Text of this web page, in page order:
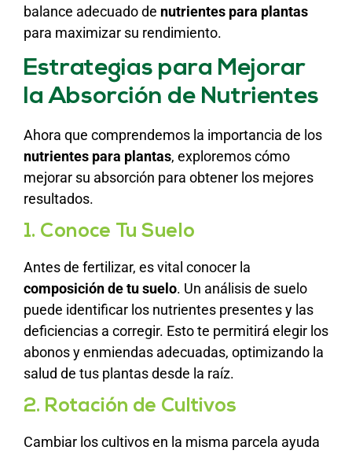
balance adecuado de nutrientes para plantas
para maximizar su rendimiento.
Estrategias para Mejorar
la Absorción de Nutrientes
Ahora que comprendemos la importancia de los
nutrientes para plantas, exploremos cómo
mejorar su absorción para obtener los mejores
resultados.
1. Conoce Tu Suelo
Antes de fertilizar, es vital conocer la
composición de tu suelo. Un análisis de suelo
puede identificar los nutrientes presentes y las
deficiencias a corregir. Esto te permitirá elegir los
abonos y enmiendas adecuadas, optimizando la
salud de tus plantas desde la raíz.
2. Rotación de Cultivos
Cambiar los cultivos en la misma parcela ayuda